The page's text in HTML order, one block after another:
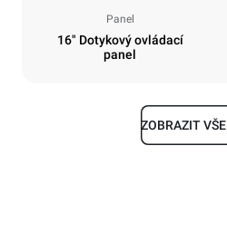
Panel
16" Dotykový ovládací
panel
Rozměry
ZOBRAZIT VŠE